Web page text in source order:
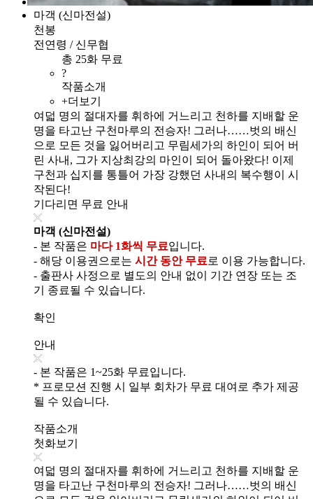
마객 (신마전설)
천봉
전연령 / 신무협
총 25화 무료
?
작품소개
+더보기
여덟 명의 절대자를 휘하에 거느리고 천하를 지배할 운
명을 타고난 구천마루의 전승자! 그러나……벗의 배신
으로 모든 것을 잃어버리고 무림세가의 하인이 되어 버
린 사내, 그가 지상최강의 마인이 되어 돌아왔다! 이제
구천과 십지를 통틀어 가장 강했던 사내의 복수행이 시
작된다!
기다리면 무료 안내
마객 (신마전설)
- 본 작품은 마다 1화씩 무료입니다.
- 해당 이용권으로는 시간 동안 무료 로 이용 가능합니다.
- 출판사 사정으로 별도의 안내 없이 기간 연장 또는 조
기 종료될 수 있습니다.
확인
안내
- 본 작품은 1~25화 무료입니다.
* 프로모션 진행 시 일부 회차가 무료 대여로 추가 제공
될 수 있습니다.
작품소개
첫화보기
여덟 명의 절대자를 휘하에 거느리고 천하를 지배할 운
명을 타고난 구천마루의 전승자! 그러나……벗의 배신